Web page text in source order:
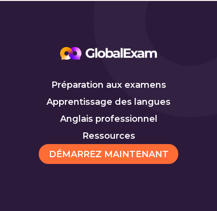
Préparation aux examens
Apprentissage des langues
Anglais professionnel
Ressources
DÉMARREZ MAINTENANT